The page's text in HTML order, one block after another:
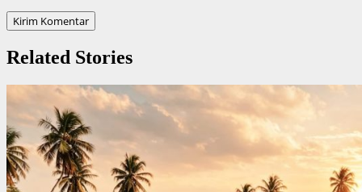
Related Stories